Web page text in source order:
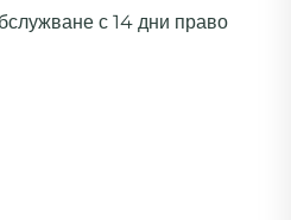
с 14 дни право